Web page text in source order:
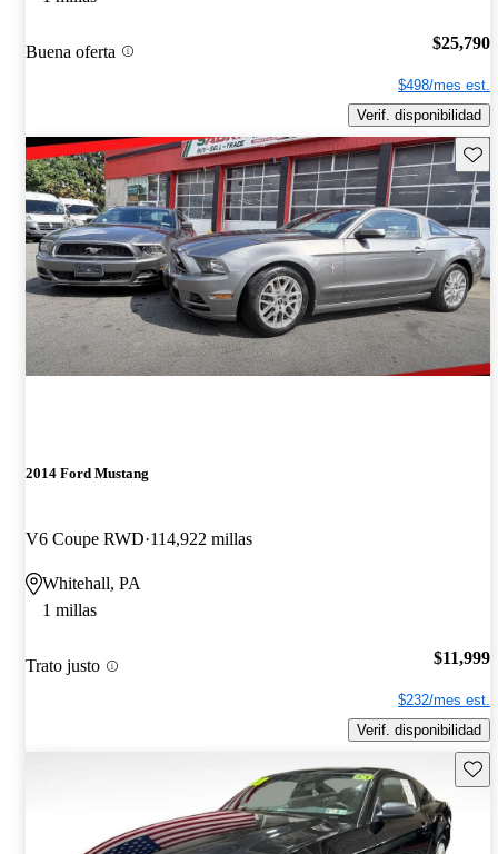
Buena oferta $25,790
$498/mes est.
Verif. disponibilidad
2014 Ford Mustang
V6 Coupe RWD 114,922 millas
Whitehall, PA
1 millas
Trato justo $11,999
$232/mes est.
Verif. disponibilidad